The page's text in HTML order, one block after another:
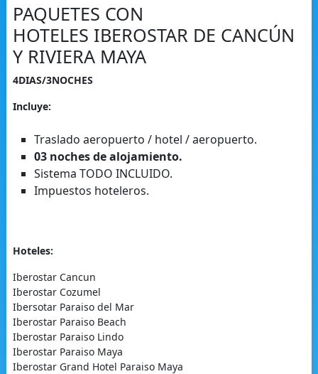
PAQUETES CON
HOTELES IBEROSTAR DE CANCÚN
Y RIVIERA MAYA
4DIAS/3NOCHES
Incluye:
Traslado aeropuerto / hotel / aeropuerto.
03 noches de alojamiento.
Sistema TODO INCLUIDO.
Impuestos hoteleros.
Hoteles:
Iberostar Cancun
Iberostar Cozumel
Ibersotar Paraiso del Mar
Iberostar Paraiso Beach
Iberostar Paraiso Lindo
Iberostar Paraiso Maya
Iberostar Grand Hotel Paraiso Maya